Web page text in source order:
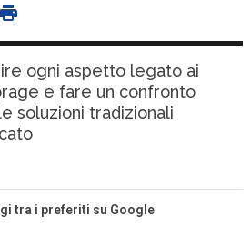
ogni aspetto legato ai
e fare un confronto
soluzioni tradizionali
tra i preferiti su Google